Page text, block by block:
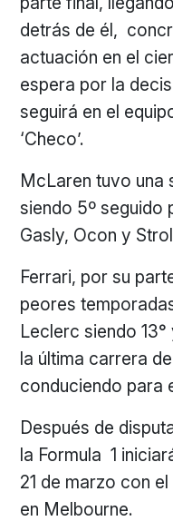
detrás de él,
actuación en el
espera por la
seguirá en el
‘Checo’.
McLaren tuvo una
siendo 5º seguido
Gasly, Ocon y
Ferrari, por su
peores
Leclerc siendo 13°
la última carrera
conduciendo para
Después de
la Formula 1
21 de marzo con
en Melbourne.